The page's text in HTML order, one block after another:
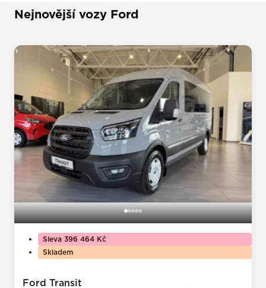
Nejnovější vozy Ford
Sleva 396 464 Kč
Skladem
Ford Transit